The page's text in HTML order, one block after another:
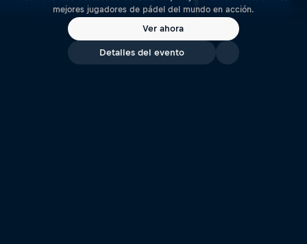
mejores jugadores de pádel del mundo en acción.
Ver ahora
Detalles del evento